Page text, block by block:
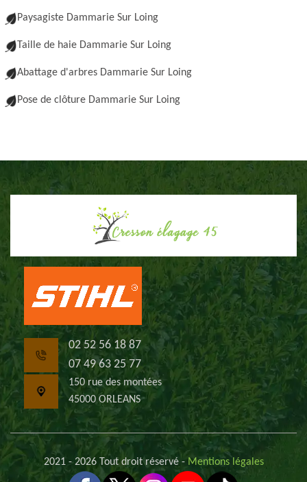
Paysagiste Dammarie Sur Loing
Taille de haie Dammarie Sur Loing
Abattage d'arbres Dammarie Sur Loing
Pose de clôture Dammarie Sur Loing
02 52 56 18 87
07 49 63 25 77
150 rue des montées
45000 ORLEANS
2021 - 2026 Tout droit réservé - Mentions légales